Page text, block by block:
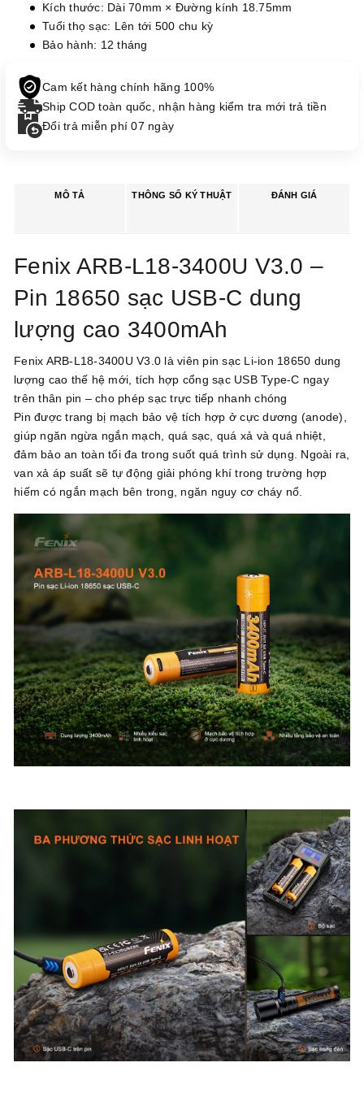
Kích thước: Dài 70mm × Đường kính 18.75mm
Tuổi thọ sạc: Lên tới 500 chu kỳ
Bảo hành: 12 tháng
Cam kết hàng chính hãng 100%
Ship COD toàn quốc, nhận hàng kiểm tra mới trả tiền
Đổi trả miễn phí 07 ngày
MÔ TẢ THÔNG SỐ KÝ THUẬT ĐÁNH GIÁ
Fenix ARB-L18-3400U V3.0 –
Pin 18650 sạc USB-C dung
lượng cao 3400mAh
Fenix ARB-L18-3400U V3.0 là viên pin sạc Li-ion 18650 dung
lượng cao thế hệ mới, tích hợp cổng sạc USB Type-C ngay
trên thân pin – cho phép sạc trực tiếp nhanh chóng
Pin được trang bị mạch bảo vệ tích hợp ở cực dương (anode),
giúp ngăn ngừa ngắn mạch, quá sạc, quá xả và quá nhiệt,
đảm bảo an toàn tối đa trong suốt quá trình sử dụng. Ngoài ra,
van xả áp suất sẽ tự động giải phóng khí trong trường hợp
hiếm có ngắn mạch bên trong, ngăn nguy cơ cháy nổ.